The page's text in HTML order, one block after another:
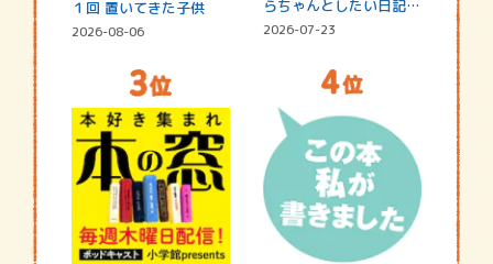
１回 置いてきた子供
2026-08-06
らちゃんとしたい日記
☆202…
2026-07-23